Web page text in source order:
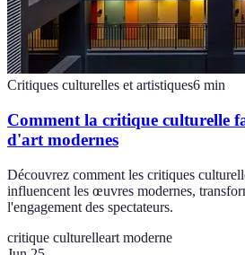
Critiques culturelles et artistiques6 min
Comment la critique culturelle
d'art modernes
Découvrez comment les critiques
influencent les œuvres modernes,
l'engagement des spectateurs.
critique culturelleart moderne